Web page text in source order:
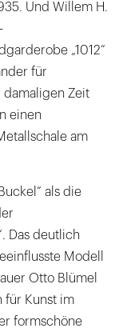
Und Willem H.
„1012“
für
damaligen Zeit
einen
am
als die
Das deutlich
Modell
Otto Blümel
für Kunst im
formschöne